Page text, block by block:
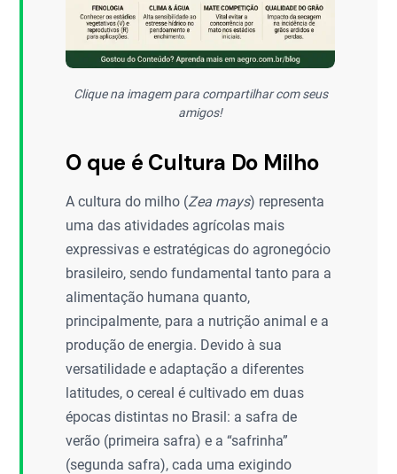
Clique na imagem para compartilhar com seus
amigos!
O que é Cultura Do Milho
A cultura do milho (Zea mays) representa
uma das atividades agrícolas mais
expressivas e estratégicas do agronegócio
brasileiro, sendo fundamental tanto para a
alimentação humana quanto,
principalmente, para a nutrição animal e a
produção de energia. Devido à sua
versatilidade e adaptação a diferentes
latitudes, o cereal é cultivado em duas
épocas distintas no Brasil: a safra de
verão (primeira safra) e a “safrinha”
(segunda safra), cada uma exigindo